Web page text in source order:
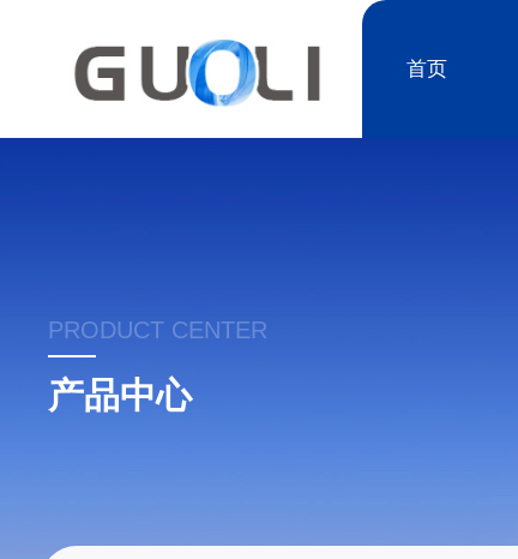
首页
PRODUCT CENTER
产品中心